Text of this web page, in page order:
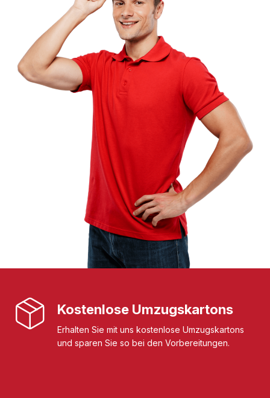
Kostenlose Umzugskartons
Erhalten Sie mit uns kostenlose Umzugskartons
und sparen Sie so bei den Vorbereitungen.